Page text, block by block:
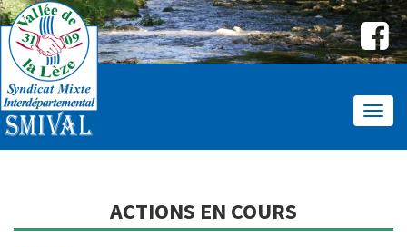
le
menu
ACTIONS EN COURS